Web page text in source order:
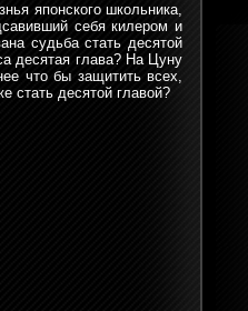
японского школьника,
себя килером и
судьба стать десятой
десятая глава? На Цуну
что бы защитить всех,
стать десятой главой?